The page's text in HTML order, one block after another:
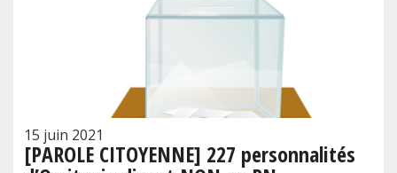
15 juin 2021
[PAROLE CITOYENNE] 227 personnalités